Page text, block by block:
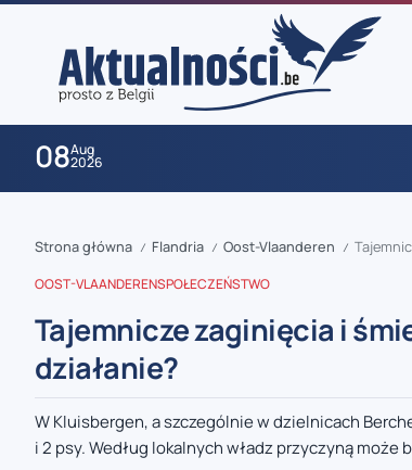
08Aug
2026
zaobserwuj nas
Strona główna / Flandria / Oost-Vlaanderen /
OOST-VLAANDERENSPOŁECZEŃSTWO
Tajemnicze zaginięcia i
działanie?
W Kluisbergen, a szczególnie w dzielnicach
i 2 psy. Według lokalnych władz przyczyną może